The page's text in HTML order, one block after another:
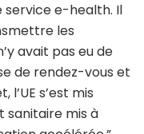
service e-health. Il
les
avait pas eu de
de rendez-vous et
l’UE s’est mis
sanitaire mis à